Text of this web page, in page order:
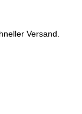
Versand.